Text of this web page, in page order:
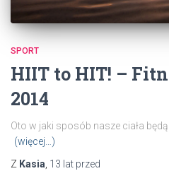
SPORT
HIIT to HIT! –
2014
Oto w jaki sposób nasze ciała
(więcej…)
Z Kasia 13 lat przed